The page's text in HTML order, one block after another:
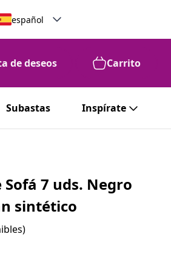
español
de deseos Carrito
Subastas Inspírate
Sofá 7 uds. Negro
sintético